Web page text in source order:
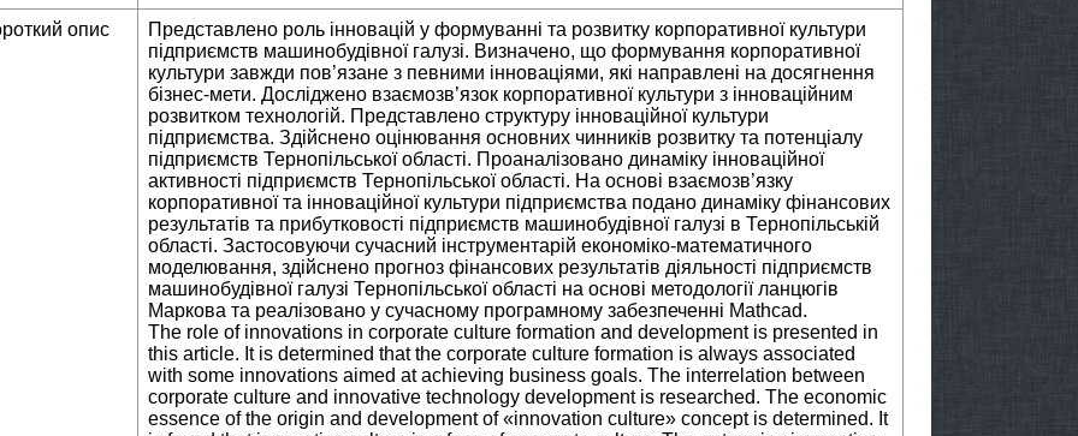
опис
Представлено роль інновацій у формуванні та розвитку корпоративної культури
підприємств машинобудівної галузі. Визначено, що формування корпоративної
культури завжди пов’язане з певними інноваціями, які направлені на досягнення
бізнес-мети. Досліджено взаємозв’язок корпоративної культури з інноваційним
розвитком технологій. Представлено структуру інноваційної культури
підприємства. Здійснено оцінювання основних чинників розвитку та потенціалу
підприємств Тернопільської області. Проаналізовано динаміку інноваційної
активності підприємств Тернопільської області. На основі взаємозв’язку
корпоративної та інноваційної культури підприємства подано динаміку фінансових
результатів та прибутковості підприємств машинобудівної галузі в Тернопільській
області. Застосовуючи сучасний інструментарій економіко-математичного
моделювання, здійснено прогноз фінансових результатів діяльності підприємств
машинобудівної галузі Тернопільської області на основі методології ланцюгів
Маркова та реалізовано у сучасному програмному забезпеченні Mathcad.
The role of innovations in corporate culture formation and development is presented in
this article. It is determined that the corporate culture formation is always associated
with some innovations aimed at achieving business goals. The interrelation between
corporate culture and innovative technology development is researched. The economic
essence of the origin and development of «innovation culture» concept is determined. It